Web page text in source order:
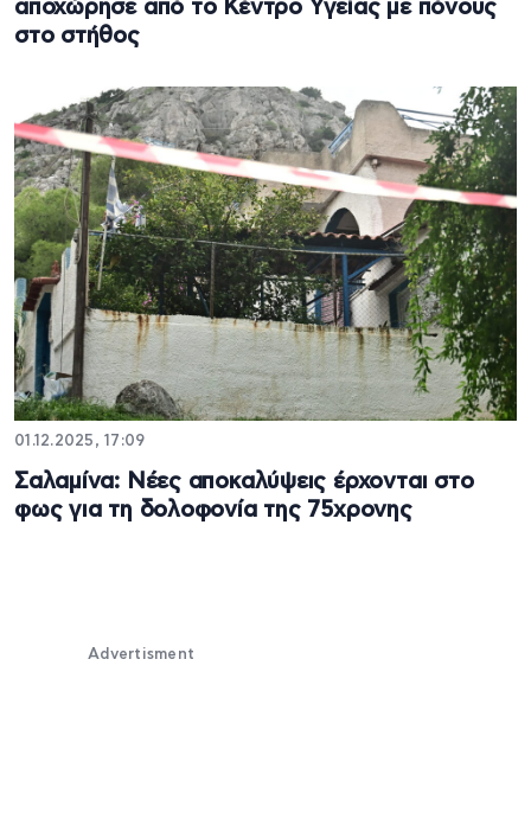
αποχώρησε από το Κέντρο Υγείας με πόνους
στο στήθος
01.12.2025, 17:09
Σαλαμίνα: Nέες αποκαλύψεις έρχονται στο
φως για τη δολοφονία της 75χρονης
Advertisment